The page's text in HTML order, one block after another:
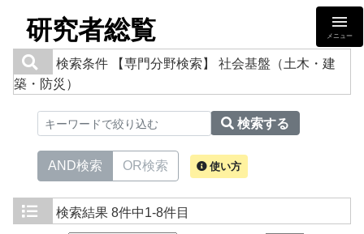
研究者総覧 メニュー
検索条件
【専門分野検索】 社会基盤（土木・建
築・防災）
検索する
AND検索 OR検索 使い方
検索結果 8件中1-8件目